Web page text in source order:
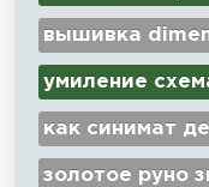
вышивка
умиление
как синимат
золотое руно